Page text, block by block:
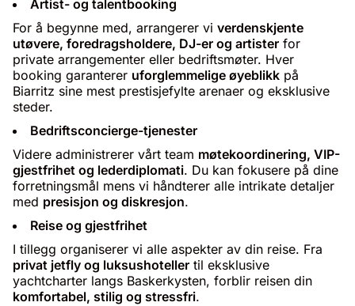
Artist- og talentbooking
For å begynne med, arrangerer vi verdenskjente
utøvere, foredragsholdere, DJ-er og artister for
private arrangementer eller bedriftsmøter. Hver
booking garanterer uforglemmelige øyeblikk på
Biarritz sine mest prestisjefylte arenaer og eksklusive
steder.
Bedriftsconcierge-tjenester
Videre administrerer vårt team møtekoordinering, VIP-
gjestfrihet og lederdiplomati. Du kan fokusere på dine
forretningsmål mens vi håndterer alle intrikate detaljer
med presisjon og diskresjon.
Reise og gjestfrihet
I tillegg organiserer vi alle aspekter av din reise. Fra
privat jetfly og luksushoteller til eksklusive
yachtcharter langs Baskerkysten, forblir reisen din
komfortabel, stilig og stressfri.